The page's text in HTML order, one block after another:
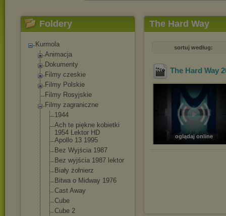
Foldery
Kurmola
Animacja
Dokumenty
Filmy czeskie
Filmy Polskie
Filmy Rosyjskie
Filmy zagraniczne
1944
Ach te piękne kobietki
1954 Lektor HD
Apollo 13 1995
Bez Wyjścia 1987
Bez wyjścia 1987 lektor
Biały żołnierz
Bitwa o Midway 1976
Cast Away
Cube
Cube 2
The Hard Way
sortuj według:
The Hard Way
oglądaj online